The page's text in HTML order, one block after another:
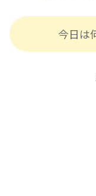
今日は